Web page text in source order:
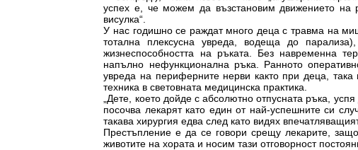
успех е, че можем да възстановим движението на
висулка“.
У нас годишно се раждат много деца с травма на
тотална плексусна увреда, водеща до
жизнеспособността на ръката. Без навременна
напълно нефункционална ръка. Ранното
увреда на периферните нерви както при деца, така
техника в световната медицинска практика.
„Дете, което дойде с абсолютно отпусната ръка,
посочва лекарят като един от най-успешните си
такава хирургия едва след като видях
Престъпление е да се говори срещу лекарите,
животите на хората и носим тази отговорност